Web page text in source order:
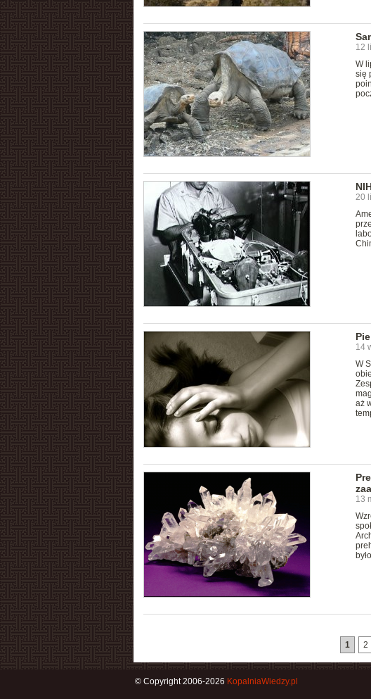
12
W
się
20
14
W
aż
13
1 2
© Copyright 2006-2026 KopalniaWiedzy.pl